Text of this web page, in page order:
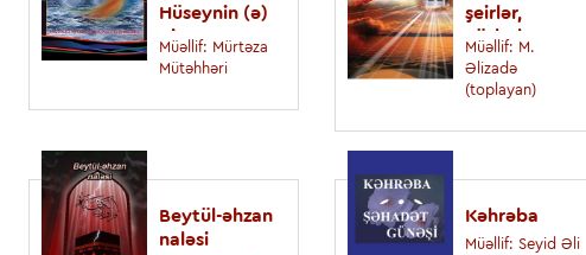
Hüseynin (ə)
qiyamına
analitik bir
Müəllif: Mürtәzа
Mütәhhәri
şeirlər,
xütbələr
Müəllif: M.
Əlizadə
(toplayan)
Beytül-əhzan
naləsi
Kəhrəba
Müəllif: Seyid Əli